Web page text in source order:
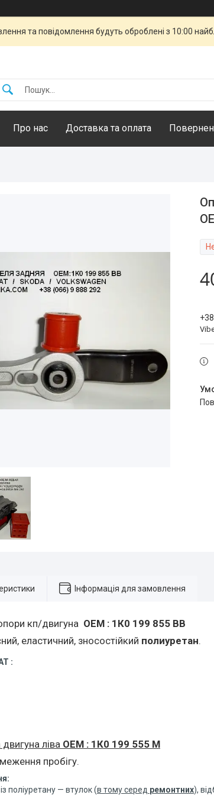
та повідомлення будуть оброблені з 10:00
Про нас Доставка та оплата
Інформація для замовлення
кп/двигуна ОЕМ : 1К0 199 855 BB
еластичний, зносостійкий полиуретан.
:
ліва ОЕМ : 1К0 199 555 М
пробігу.
поліуретану — втулок (в тому серед ремонтних),